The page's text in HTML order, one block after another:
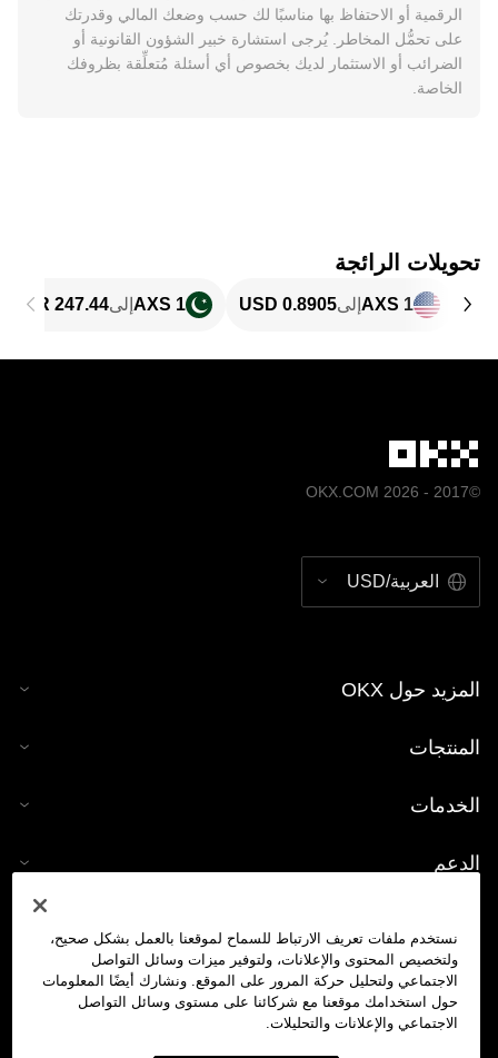
الرقمية أو الاحتفاظ بها مناسبًا لك حسب وضعك المالي وقدرتك
على تحمُّل المخاطر. يُرجى استشارة خبير الشؤون القانونية أو
الضرائب أو الاستثمار لديك بخصوص أي أسئلة مُتعلِّقة بظروفك
الخاصة.
تحويلات الرائجة
1 AXS إلى 1 AXS إلى
©2017 - 2026 OKX.COM
العربية/USD
المزيد حول OKX
المنتجات
الخدمات
الدعم
حاسبة العملات الرقمية
تداول
نستخدم ملفات تعريف الارتباط للسماح لموقعنا بالعمل بشكل صحيح،
ولتخصيص المحتوى والإعلانات، ولتوفير ميزات وسائل التواصل
الاجتماعي ولتحليل حركة المرور على الموقع. ونشارك أيضًا المعلومات
حول استخدامك موقعنا مع شركائنا على مستوى وسائل التواصل
الاجتماعي والإعلانات والتحليلات.